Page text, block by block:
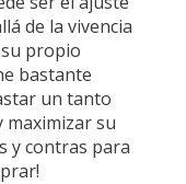
de la vivencia
propio
bastante
un tanto
maximizar su
y contras para